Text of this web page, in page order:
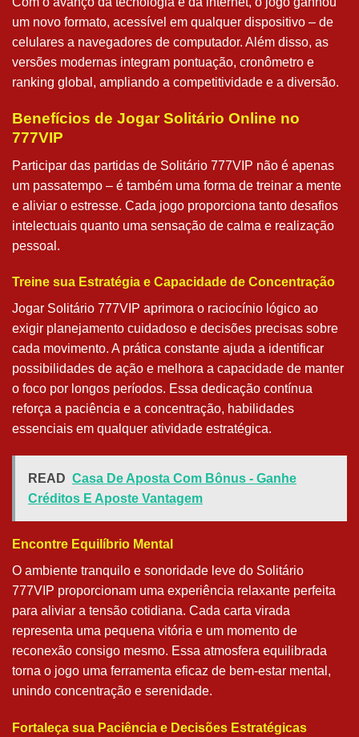
um novo formato, acessível em qualquer dispositivo – de
celulares a navegadores de computador. Além disso, as
versões modernas integram pontuação, cronômetro e
ranking global, ampliando a competitividade e a diversão.
Benefícios de Jogar Solitário Online no
777VIP
Participar das partidas de Solitário 777VIP não é apenas
um passatempo – é também uma forma de treinar a mente
e aliviar o estresse. Cada jogo proporciona tanto desafios
intelectuais quanto uma sensação de calma e realização
pessoal.
Treine sua Estratégia e Capacidade de Concentração
Jogar Solitário 777VIP aprimora o raciocínio lógico ao
exigir planejamento cuidadoso e decisões precisas sobre
cada movimento. A prática constante ajuda a identificar
possibilidades de ação e melhora a capacidade de manter
o foco por longos períodos. Essa dedicação contínua
reforça a paciência e a concentração, habilidades
essenciais em qualquer atividade estratégica.
READ Casa De Aposta Com Bônus - Ganhe
Créditos E Aposte Vantagem
Encontre Equilíbrio Mental
O ambiente tranquilo e sonoridade leve do Solitário
777VIP proporcionam uma experiência relaxante perfeita
para aliviar a tensão cotidiana. Cada carta virada
representa uma pequena vitória e um momento de
reconexão consigo mesmo. Essa atmosfera equilibrada
torna o jogo uma ferramenta eficaz de bem-estar mental,
unindo concentração e serenidade.
Fortaleça sua Paciência e Decisões Estratégicas